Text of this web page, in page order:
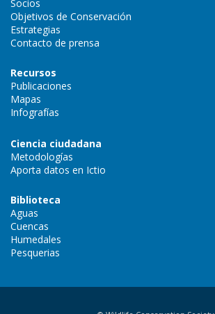
Socios
Objetivos de Conservación
Estrategias
Contacto de prensa
Recursos
Publicaciones
Mapas
Infografías
Ciencia ciudadana
Metodologías
Aporta datos en Ictio
Biblioteca
Aguas
Cuencas
Humedales
Pesquerias